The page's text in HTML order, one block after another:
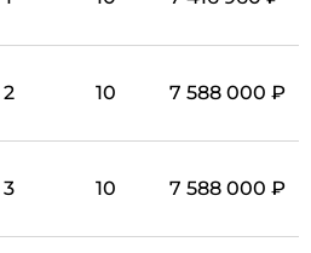
2 10 7 588 000 ₽
3 10 7 588 000 ₽